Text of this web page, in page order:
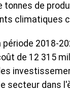
de
climatiques
2018-
de 12 315
secteur dans